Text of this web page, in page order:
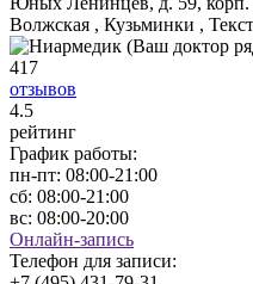
Волжская , Кузьминки ,
417
отзывов
4.5
рейтинг
График работы:
пн-пт: 08:00-21:00
сб: 08:00-21:00
вс: 08:00-20:00
Онлайн-запись
Телефон для записи: